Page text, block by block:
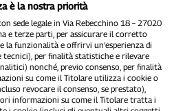
Giornalistica indipendente
del 1/2/2021 - Tribunale di Pavia
66communication Srls- P.IVA
è la nostra priorità
sede legale in Via Rebecchino 18 – 27020
e terze parti, per assicurare il corretto
funzionalità e offrirvi un’esperienza di
tecnici), per finalità statistiche e rilevare
nonché, previo consenso, per finalità
su come il Titolare utilizza i cookie o
revocare il consenso, se prestato),
informazioni su come il Titolare tratta i